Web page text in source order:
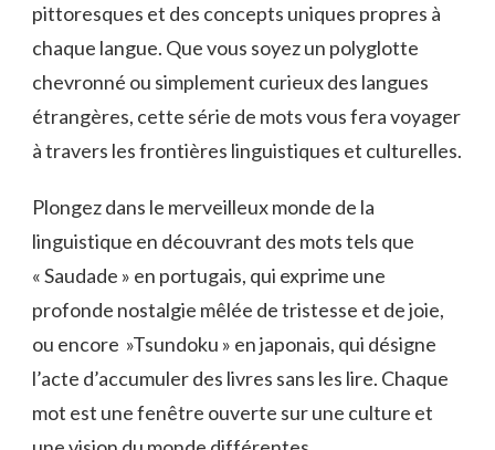
pittoresques et ⁤des concepts uniques propres à
chaque langue. Que vous‌ soyez un ⁣polyglotte
chevronné ou simplement ‍curieux des langues
étrangères, cette série de mots vous fera voyager
à travers⁣ les frontières ‌linguistiques et culturelles.
Plongez dans⁣ le merveilleux monde ⁢de ​la
linguistique en découvrant des mots ​tels que
« Saudade » ‍en portugais, qui exprime une
profonde nostalgie ‍mêlée de tristesse et‌ de joie,
ou ⁢encore ‍ »Tsundoku » en japonais,‌ qui désigne
l’acte d’accumuler des livres sans les ⁢lire. Chaque
mot est une fenêtre ouverte sur une culture et